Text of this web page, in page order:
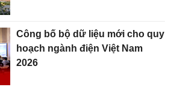
Công bố bộ dữ liệu mới cho quy
hoạch ngành điện Việt Nam
2026